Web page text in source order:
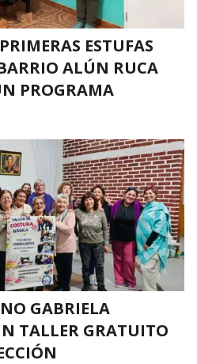
ESTUFAS
ALÚN RUCA
PROGRAMA
GABRIELA
TALLER GRATUITO